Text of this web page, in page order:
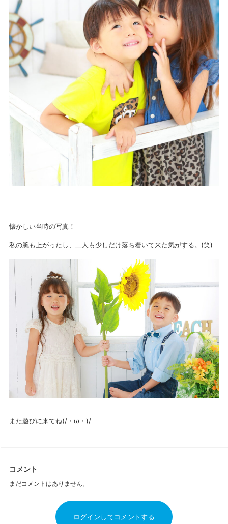
懐かしい当時の写真！
私の腕も上がったし、二人も少しだけ落ち着いて来た気がする。(笑)
また遊びに来てね(/・ω・)/
コメント
まだコメントはありません。
ログインしてコメントする